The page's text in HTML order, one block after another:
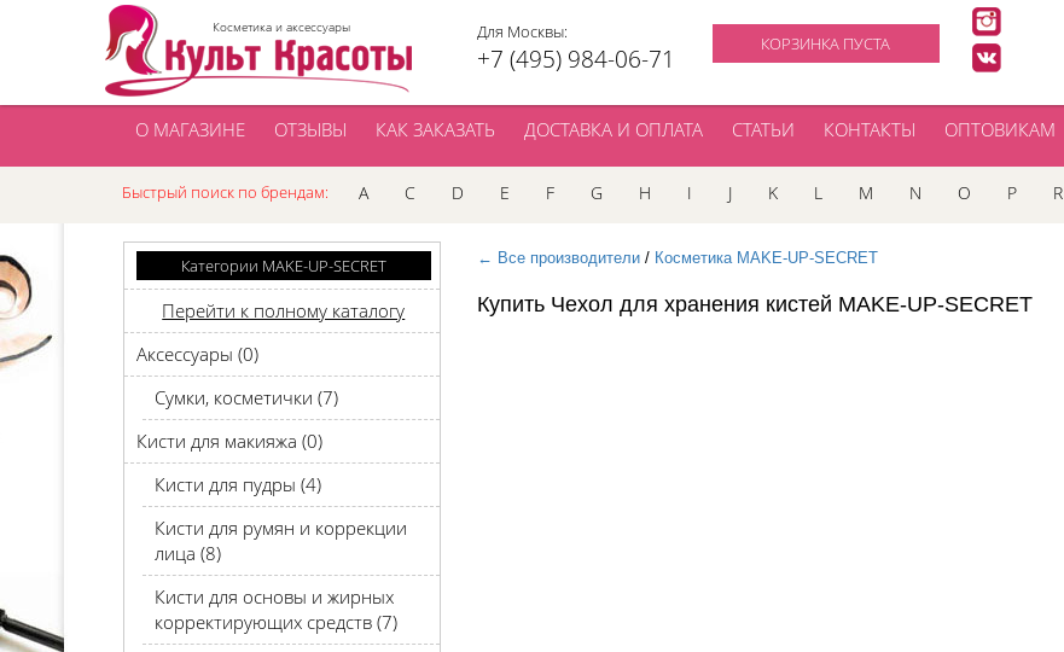
Косметика и аксессуары Для Москвы:
+7 (495) 984-06-71
КОРЗИНКА ПУСТА
О МАГАЗИНЕ ОТЗЫВЫ КАК ЗАКАЗАТЬ ДОСТАВКА И ОПЛАТА СТАТЬИ КОНТАКТЫ ОПТОВИКАМ
Быстрый поиск по брендам: A C D E F G H I J K L M N O P R
Категории MAKE-UP-SECRET
Перейти к полному каталогу
Аксессуары (0)
Сумки, косметички (7)
Кисти для макияжа (0)
Кисти для пудры (4)
Кисти для румян и коррекции
лица (8)
Кисти для основы и жирных
корректирующих средств (7)
← Все производители/ Косметика MAKE-UP-SECRET
Купить Чехол для хранения кистей MAKE-UP-SECRET